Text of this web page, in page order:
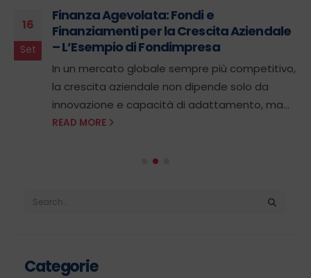
16
Set
Finanza Agevolata: Fondi e
Finanziamenti per la Crescita Aziendale
– L’Esempio di Fondimpresa
In un mercato globale sempre più competitivo,
la crescita aziendale non dipende solo da
innovazione e capacità di adattamento, ma...
READ MORE
Categorie